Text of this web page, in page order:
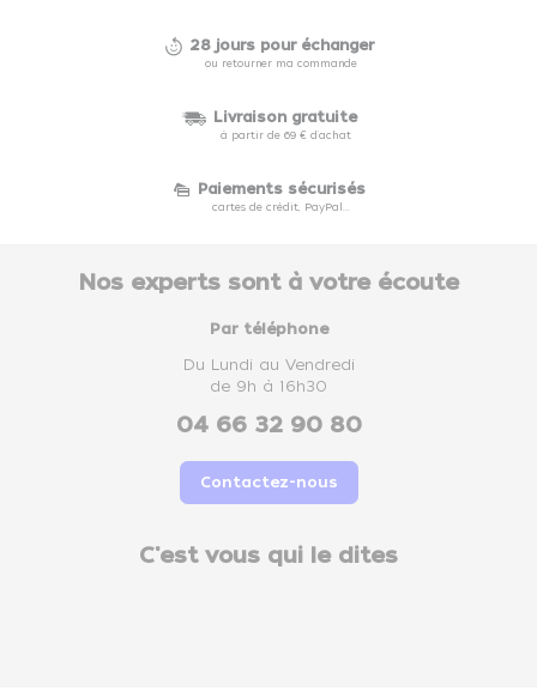
28 jours pour échanger
ou retourner ma commande
Livraison gratuite
à partir de 69 € d'achat
Paiements sécurisés
cartes de crédit, PayPal...
Nos experts sont à votre écoute
Par téléphone
Du Lundi au Vendredi
de 9h à 16h30
04 66 32 90 80
Contactez-nous
C'est vous qui le dites